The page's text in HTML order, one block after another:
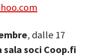
, dalle 17
sala soci Coop.fi